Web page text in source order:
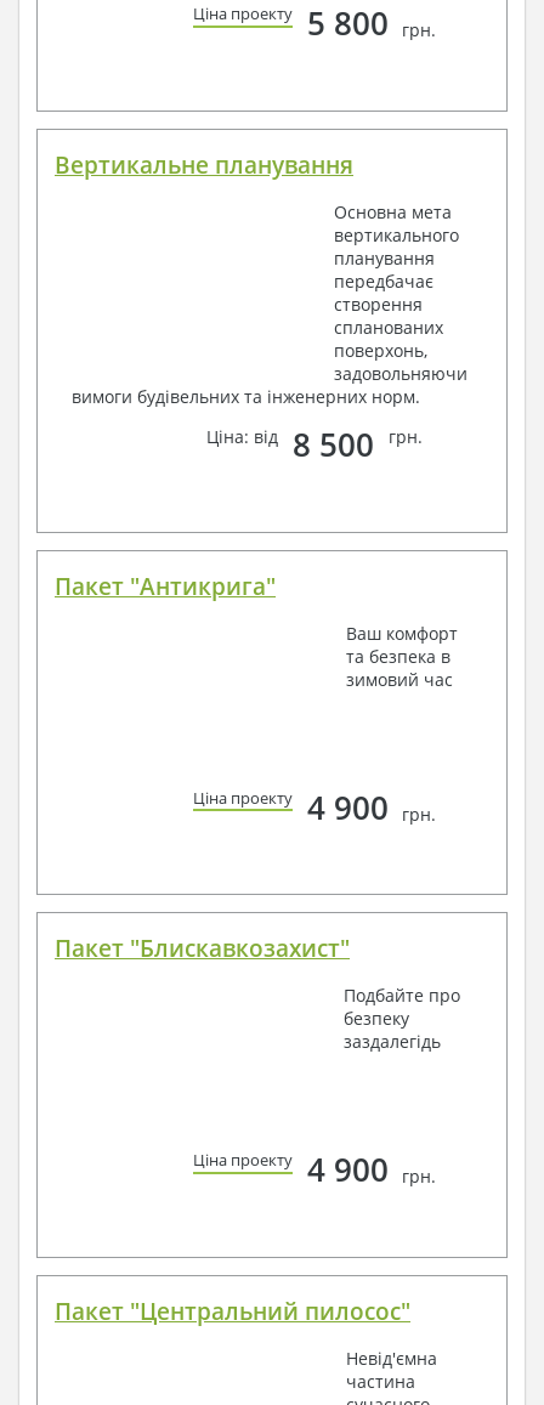
Ціна проекту 5 800 грн.
Вертикальне планування
Основна мета
вертикального
планування
передбачає
створення
спланованих
поверхонь,
задовольняючи
вимоги будівельних та інженерних норм.
Ціна: від
8 500 грн.
Пакет "Антикрига"
Ваш комфорт
та безпека в
зимовий час
Ціна проекту 4 900 грн.
Пакет "Блискавкозахист"
Подбайте про
безпеку
заздалегідь
Ціна проекту 4 900 грн.
Пакет "Центральний пилосос"
Невід'ємна
частина